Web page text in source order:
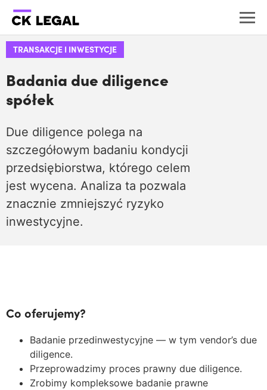
TRANSAKCJE I INWESTYCJE
Badania due diligence
spółek
Due diligence polega na
szczegółowym badaniu kondycji
przedsiębiorstwa, którego celem
jest wycena. Analiza ta pozwala
znacznie zmniejszyć ryzyko
inwestycyjne.
Co oferujemy?
Badanie przedinwestycyjne — w tym vendor’s due
diligence.
Przeprowadzimy proces prawny due diligence.
Zrobimy kompleksowe badanie prawne